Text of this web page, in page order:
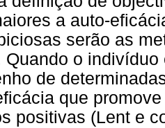
a auto-
serão as
Quando o
de
que
positivas (Lent e